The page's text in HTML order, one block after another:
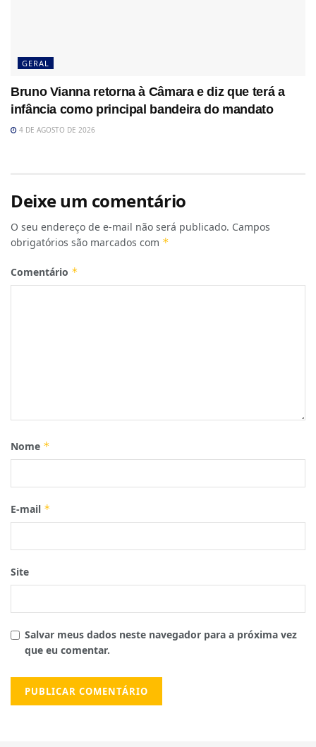
GERAL
Bruno Vianna retorna à Câmara e diz que terá a
infância como principal bandeira do mandato
4 DE AGOSTO DE 2026
Deixe um comentário
O seu endereço de e-mail não será publicado. Campos
obrigatórios são marcados com *
Comentário *
Nome *
E-mail *
Site
Salvar meus dados neste navegador para a próxima vez
que eu comentar.